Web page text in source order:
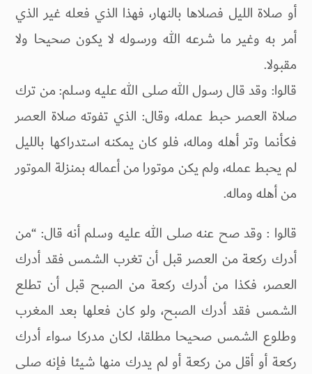
أو صلاة الليل فصلاها بالنهار، فهذا الذي فعله غير الذي
أمر به وغير ما شرعه الله ورسوله لا يكون صحيحا ولا
مقبولا.
قالوا: وقد قال رسول الله صلى الله عليه وسلم: من ترك
صلاة العصر حبط عمله، وقال: الذي تفوته صلاة العصر
فكأنما وتر أهله وماله، فلو كان يمكنه استدراكها بالليل
لم يحبط عمله، ولم يكن موتورا من أعماله بمنزلة الموتور
من أهله وماله.
قالوا : وقد صح عنه صلى الله عليه وسلم أنه قال: “من
أدرك ركعة من العصر قبل أن تغرب الشمس فقد أدرك
العصر، فكذا من أدرك ركعة من الصبح قبل أن تطلع
الشمس فقد أدرك الصبح، ولو كان فعلها بعد المغرب
وطلوع الشمس صحيحا مطلقا، لكان مدركا سواء أدرك
ركعة أو أقل من ركعة أو لم يدرك منها شيئا فإنه صلى